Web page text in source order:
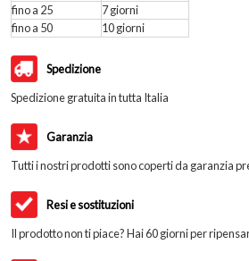
fino a 25
7 giorni
fino a 50
10 giorni
Spedizione
Spedizione gratuita in tutta Italia
Garanzia
Tutti i nostri prodotti sono coperti da garanzia
Resi e sostituzioni
Il prodotto non ti piace? Hai 60 giorni per